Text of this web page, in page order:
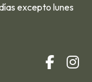
excepto lunes